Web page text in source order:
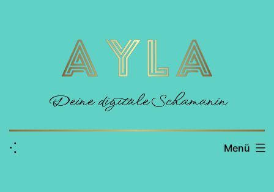
Deine digitale Schamanin
⁖ Menü